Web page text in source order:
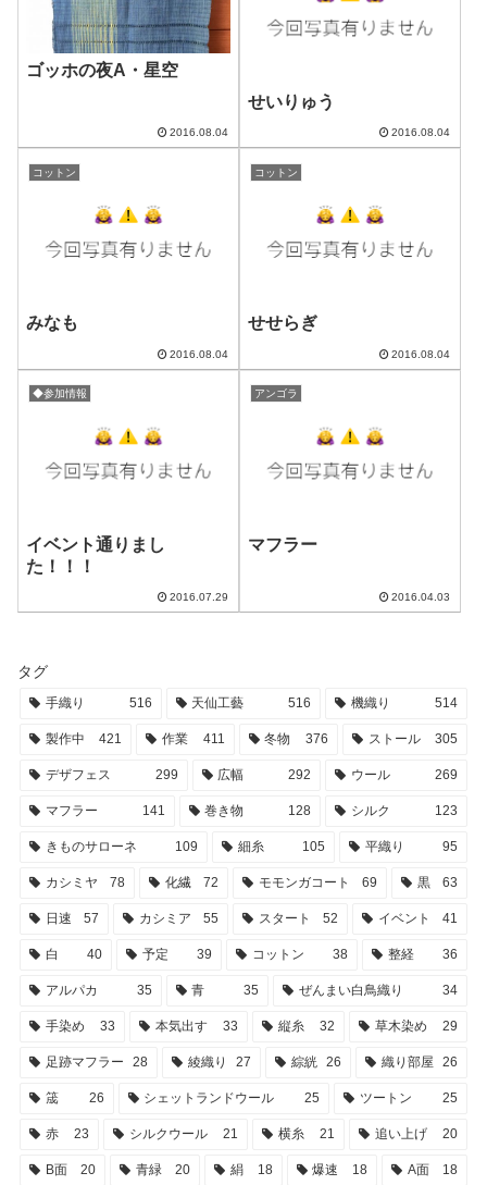
ゴッホの夜A・星空
2016.08.04
せいりゅう
2016.08.04
コットン
みなも
2016.08.04
コットン
せせらぎ
2016.08.04
◆参加情報
イベント通りまし
た！！！
2016.07.29
アンゴラ
マフラー
2016.04.03
タグ
手織り 516 天仙工藝 516 機織り 514
製作中 421 作業 411 冬物 376 ストール 305
デザフェス 299 広幅 292 ウール 269
マフラー 141 巻き物 128 シルク 123
きものサローネ 109 細糸 105 平織り 95
カシミヤ 78 化繊 72 モモンガコート 69 黒 63
日速 57 カシミア 55 スタート 52 イベント 41
白 40 予定 39 コットン 38 整経 36
アルパカ 35 青 35 ぜんまい白鳥織り 34
手染め 33 本気出す 33 縦糸 32 草木染め 29
足跡マフラー 28 綾織り 27 綜絖 26 織り部屋 26
筬 26 シェットランドウール 25 ツートン 25
赤 23 シルクウール 21 横糸 21 追い上げ 20
B面 20 青緑 20 絹 18 爆速 18 A面 18